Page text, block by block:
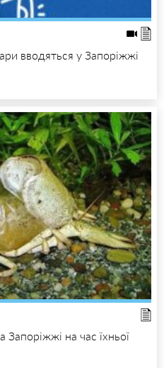
вводяться у Запоріжжі
Запоріжжі на час їхньої